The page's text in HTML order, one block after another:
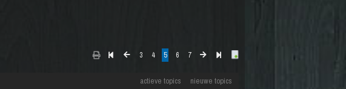
3 4 5 6 7
actieve topics nieuwe topics